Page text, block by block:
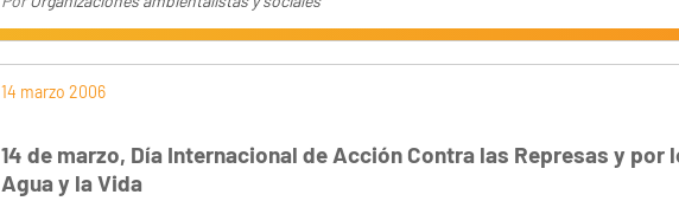
14 marzo 2006
14 de marzo, Día Internacional de Acción Contra las Represas y por
Agua y la Vida